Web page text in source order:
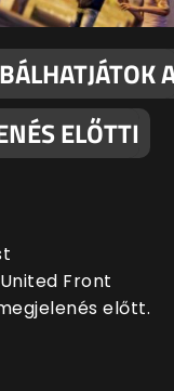
ELŐTTI
Front
előtt.